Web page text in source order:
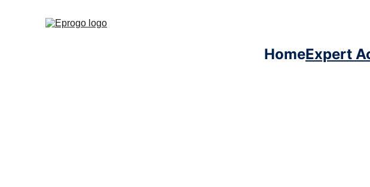
HomeExpert